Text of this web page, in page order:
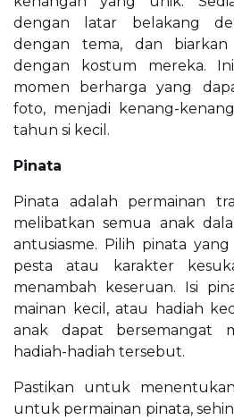
dengan latar belakang
dengan tema, dan biarkan
dengan kostum mereka.
momen berharga yang
foto, menjadi kenang-
tahun si kecil.
Pinata
Pinata adalah permainan
melibatkan semua anak
antusiasme. Pilih pinata
pesta atau karakter
menambah keseruan. Isi
mainan kecil, atau hadiah
anak dapat bersemangat
hadiah-hadiah tersebut.
Pastikan untuk
untuk permainan pinata,